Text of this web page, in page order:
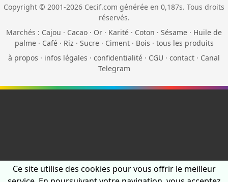
Copyright © 2001-2026 Cecif.com générée en 0,187s. Tous droits
réservés.
Marchés : Cajou · Cacao · Or · Karité · Coton · Sésame · Huile de
palme· Café· Riz · Sucre· Ciment· Bois · tous les produits
à propos · infos légales · confidentialité · CGU · contact · Canal
Telegram
Ce site utilise des cookies pour vous offrir le meilleur